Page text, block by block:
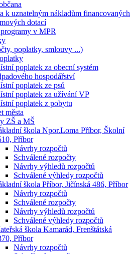
k uznatelným nákladům financovaných
dotací
v MPR
poplatky, smlouvy ...)
poplatek za obecní systém
hospodářství
poplatek ze psů
poplatek za užívání VP
poplatek z pobytu
města
ZŠ a MŠ
škola Npor.Loma Příbor, Školní
Příbor
Návrhy rozpočtů
Schválené rozpočty
Návrhy výhledů rozpočtů
Schválené výhledy rozpočtů
škola Příbor, Jičínská 486, Příbor
Návrhy rozpočtů
Schválené rozpočty
Návrhy výhledů rozpočtů
Schválené výhledy rozpočtů
škola Kamarád, Frenštátská
Příbor
Návrhy rozpočtů